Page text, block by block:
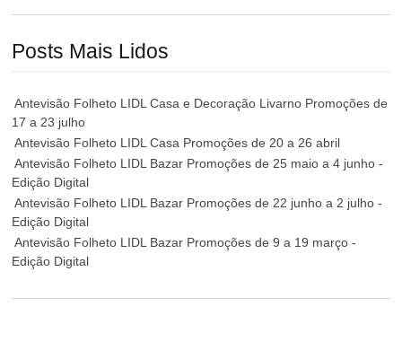
Posts Mais Lidos
Antevisão Folheto LIDL Casa e Decoração Livarno Promoções de
17 a 23 julho
Antevisão Folheto LIDL Casa Promoções de 20 a 26 abril
Antevisão Folheto LIDL Bazar Promoções de 25 maio a 4 junho -
Edição Digital
Antevisão Folheto LIDL Bazar Promoções de 22 junho a 2 julho -
Edição Digital
Antevisão Folheto LIDL Bazar Promoções de 9 a 19 março -
Edição Digital